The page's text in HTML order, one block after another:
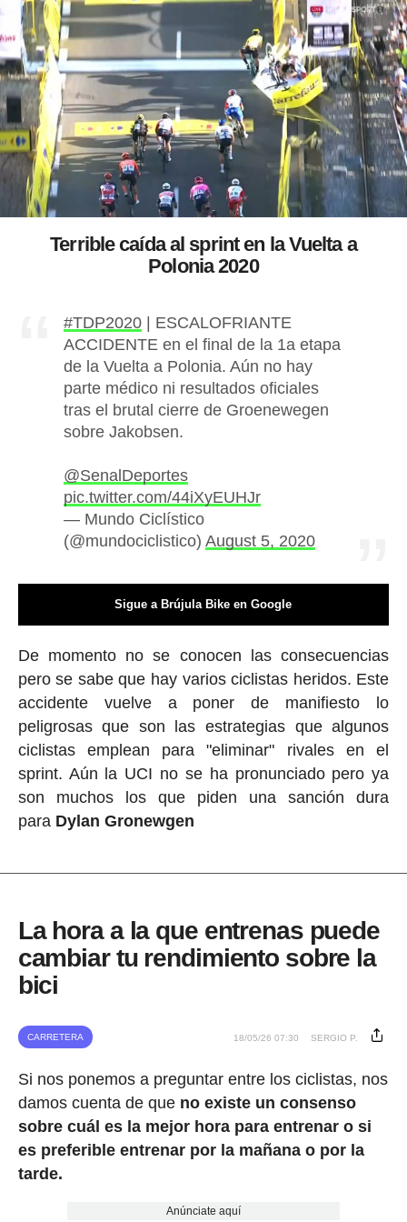
Terrible caída al sprint en la Vuelta a
Polonia 2020
#TDP2020| ESCALOFRIANTE
ACCIDENTE en el final de la 1a etapa
de la Vuelta a Polonia. Aún no hay
parte médico ni resultados oficiales
tras el brutal cierre de Groenewegen
sobre Jakobsen.
@SenalDeportes
pic.twitter.com/44iXyEUHJr
— Mundo Ciclístico
(@mundociclistico) August 5, 2020
Sigue a Brújula Bike en Google
De momento no se conocen las consecuencias
pero se sabe que hay varios ciclistas heridos. Este
accidente vuelve a poner de manifiesto lo
peligrosas que son las estrategias que algunos
ciclistas emplean para "eliminar" rivales en el
sprint. Aún la UCI no se ha pronunciado pero ya
son muchos los que piden una sanción dura
para Dylan Gronewgen
La hora a la que entrenas puede
cambiar tu rendimiento sobre la
bici
CARRETERA 18/05/26 07:30 SERGIO P.
Si nos ponemos a preguntar entre los ciclistas, nos
damos cuenta de que no existe un consenso
sobre cuál es la mejor hora para entrenar o si
es preferible entrenar por la mañana o por la
tarde.
Anúnciate aquí